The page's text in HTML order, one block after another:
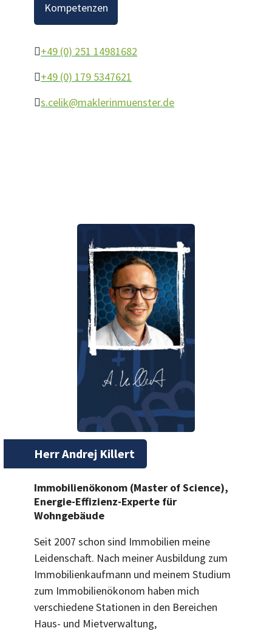
Kompetenzen
+49 (0) 251 14981682
+49 (0) 179 5347621
s.celik@maklerinmuenster.de
Herr Andrej Killert
Immobilienökonom (Master of Science),
Energie-Effizienz-Experte für
Wohngebäude
Seit 2007 schon sind Immobilien meine
Leidenschaft. Nach meiner Ausbildung zum
Immobilienkaufmann und meinem Studium
zum Immobilienökonom haben mich
verschiedene Stationen in den Bereichen
Haus- und Mietverwaltung,